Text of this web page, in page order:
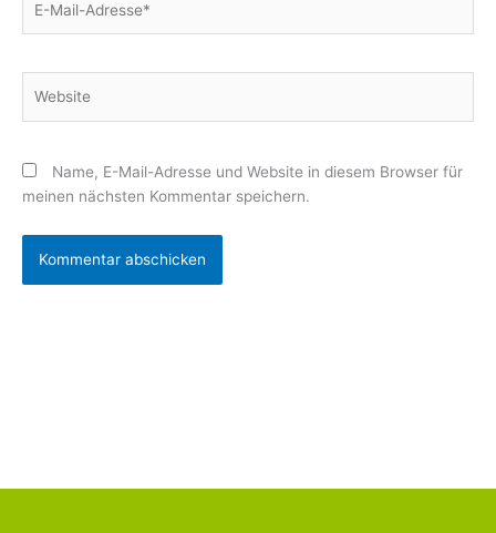
Mail-
Name, E-Mail-Adresse und Website in diesem Browser für
meinen nächsten Kommentar speichern.